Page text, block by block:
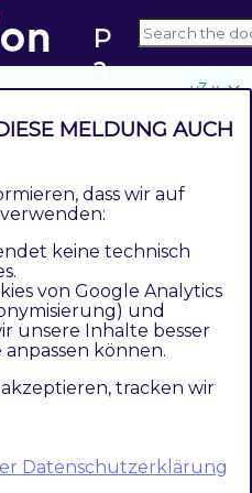
P
a
g
e
ui
ld
er
R
e
s
p
o
v
v3.x
Compatibility
Version
techdivision/pagebuilder-
image ~3.3.0
MELDUNG AUCH
dass wir auf
keine technisch
von Google Analytics
und
unsere Inhalte besser
können.
tracken wir
Datenschutzerklärung